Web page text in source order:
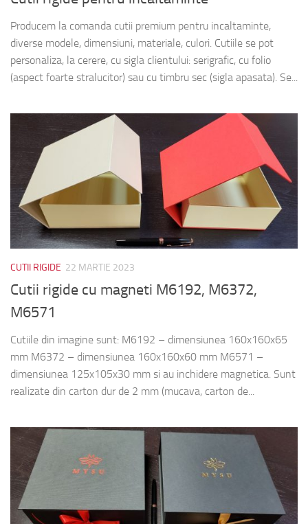
Producem la comanda cutii premium pentru incaltaminte,
diverse modele, dimensiuni, materiale, culori. Cutiile se pot
personaliza, la cerere, cu sigla clientului: serigrafic, cu folio
(aspect foarte stralucitor) sau cu timbru sec (sigla apasata). Se...
CUTII RIGIDE 22 MARTIE 2023
Cutii rigide cu magneti M6192, M6372,
M6571
Cutiile din imagine sunt: M6192 – dimensiunea 160x160x65
mm M6372 – dimensiunea 160x160x60 mm M6571 –
dimensiunea 125x105x30 mm si au inchidere magnetica. Sunt
realizate din carton dur de 2 mm (mucava, carton de...